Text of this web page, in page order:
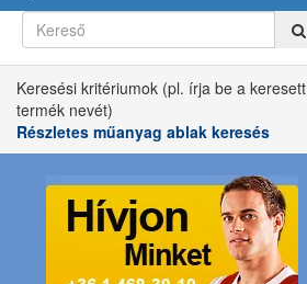
Keresési kritériumok (pl. írja be a keresett
termék nevét)
Részletes műanyag ablak keresés